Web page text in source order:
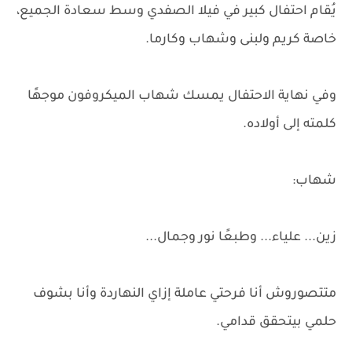
يُقام احتفال كبير في فيلا الصفدي وسط سعادة الجميع،
خاصة كريم ولبنى وشهاب وكارما.
وفي نهاية الاحتفال يمسك شهاب الميكروفون موجهًا
كلمته إلى أولاده.
شهاب:
زين... علياء... وطبعًا نور وجمال...
متتصوروش أنا فرحتي عاملة إزاي النهاردة وأنا بشوف
حلمي بيتحقق قدامي.